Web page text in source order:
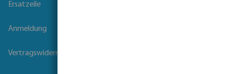
Ersatzeile
Anmeldung
Vertragswiderruf